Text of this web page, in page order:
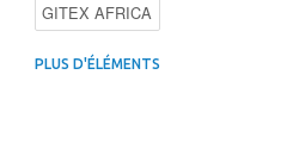
GITEX AFRICA
4G au Maroc
PLUS D'ÉLÉMENTS